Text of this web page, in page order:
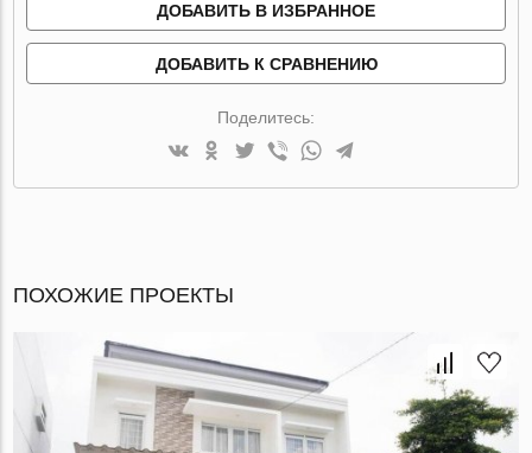
ДОБАВИТЬ В ИЗБРАННОЕ
ДОБАВИТЬ К СРАВНЕНИЮ
Поделитесь:
ПОХОЖИЕ ПРОЕКТЫ